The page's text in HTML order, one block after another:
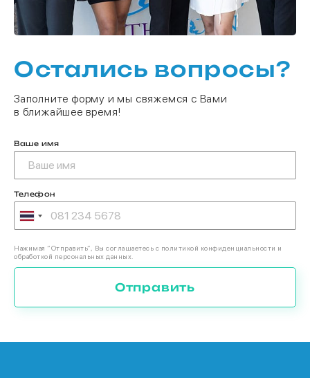
Остались вопросы?
Заполните форму и мы свяжемся с Вами
в ближайшее время!
Ваше имя
Телефон
Нажимая “Отправить”, Вы соглашаетесь с политикой конфиденциальности и
обработкой персональных данных.
Отправить